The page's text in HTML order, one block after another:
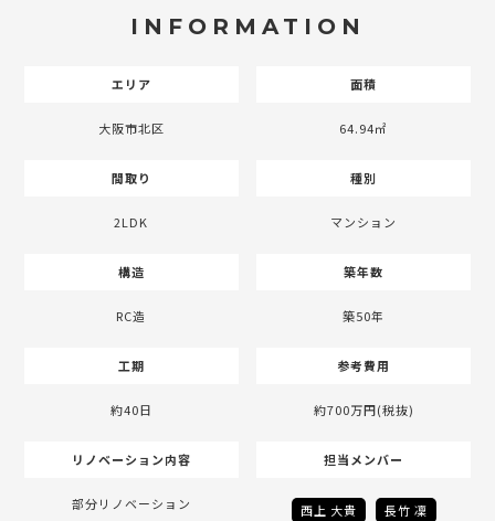
INFORMATION
エリア
大阪市北区
面積
64.94㎡
間取り
2LDK
種別
マンション
構造
RC造
築年数
築50年
工期
約40日
参考費用
約700万円(税抜)
リノベーション内容
部分リノベーション
担当メンバー
西上 大貴
長竹 凜